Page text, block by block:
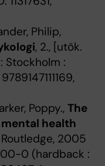
Philip,
, 2., [utök.
Stockholm :
Poppy., The
health
2005
0 (hardback :